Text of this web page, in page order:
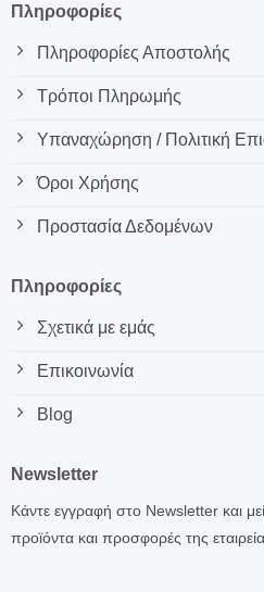
Πληροφορίες
Πληροφορίες Αποστολής
Τρόποι Πληρωμής
Υπαναχώρηση / Πολιτική
Όροι Χρήσης
Προστασία Δεδομένων
Πληροφορίες
Σχετικά με εμάς
Επικοινωνία
Blog
Newsletter
Κάντε εγγραφή στο Newsletter και
προϊόντα και προσφορές της